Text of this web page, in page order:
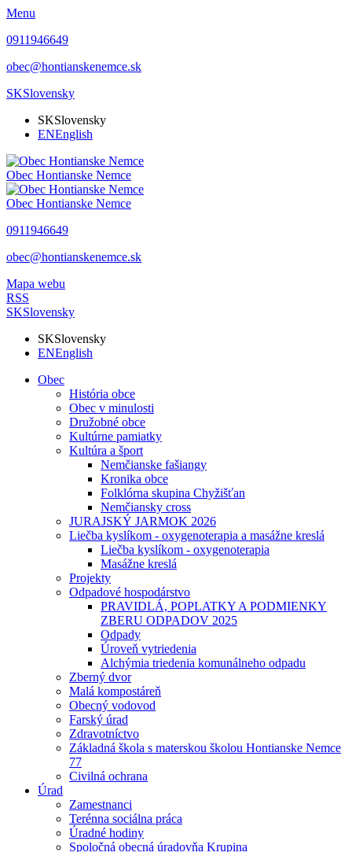
Menu
0911946649
obec@hontianskenemce.sk
SKSlovensky
SKSlovensky
ENEnglish
Obec Hontianske Nemce
Obec Hontianske Nemce
0911946649
obec@hontianskenemce.sk
Mapa webu
RSS
SKSlovensky
SKSlovensky
ENEnglish
Obec
História obce
Obec v minulosti
Družobné obce
Kultúrne pamiatky
Kultúra a šport
Nemčianske fašiangy
Kronika obce
Folklórna skupina Chyžišťan
Nemčiansky cross
JURAJSKÝ JARMOK 2026
Liečba kyslíkom - oxygenoterapia a masážne kreslá
Liečba kyslíkom - oxygenoterapia
Masážne kreslá
Projekty
Odpadové hospodárstvo
PRAVIDLÁ, POPLATKY A PODMIENKY
ZBERU ODPADOV 2025
Odpady
Úroveň vytriedenia
Alchýmia triedenia komunálneho odpadu
Zberný dvor
Malá kompostáreň
Obecný vodovod
Farský úrad
Zdravotníctvo
Základná škola s materskou školou Hontianske Nemce
77
Civilná ochrana
Úrad
Zamestnanci
Terénna sociálna práca
Úradné hodiny
Spoločná obecná úradovňa Krupina